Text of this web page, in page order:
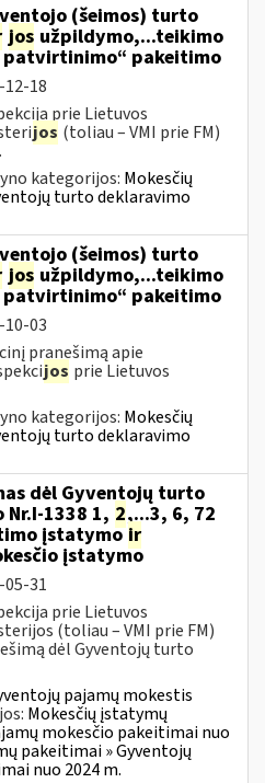
(šeimos) turto
jos užpildymo,...teikimo
pakeitimo
12-18
prie Lietuvos
jos (toliau – VMI prie FM)
kategorijos: Mokesčių
turto deklaravimo
(šeimos) turto
jos užpildymo,...teikimo
pakeitimo
10-03
pranešimą apie
jos prie Lietuvos
kategorijos: Mokesčių
turto deklaravimo
dėl Gyventojų turto
1338 1, 2,...3, 6, 72
įstatymoir
įstatymo
05-31
prie Lietuvos
(toliau – VMI prie FM)
dėl Gyventojų turto
pajamų mokestis
Mokesčių įstatymų
mokesčio pakeitimai nuo
pakeitimai » Gyventojų
nuo 2024 m.